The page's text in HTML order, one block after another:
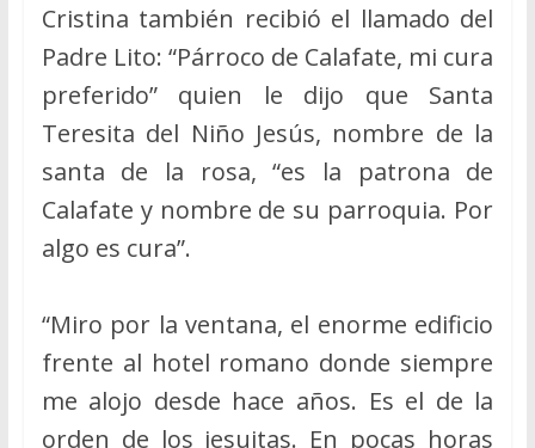
Cristina también recibió el llamado del
Padre Lito: “Párroco de Calafate, mi cura
preferido” quien le dijo que Santa
Teresita del Niño Jesús, nombre de la
santa de la rosa, “es la patrona de
Calafate y nombre de su parroquia. Por
algo es cura”.
“Miro por la ventana, el enorme edificio
frente al hotel romano donde siempre
me alojo desde hace años. Es el de la
orden de los jesuitas. En pocas horas